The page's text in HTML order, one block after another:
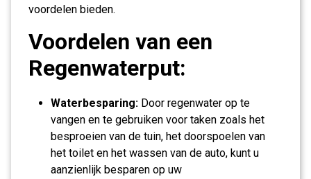
voordelen bieden.
Voordelen van een
Regenwaterput:
Waterbesparing: Door regenwater op te
vangen en te gebruiken voor taken zoals het
besproeien van de tuin, het doorspoelen van
het toilet en het wassen van de auto, kunt u
aanzienlijk besparen op uw